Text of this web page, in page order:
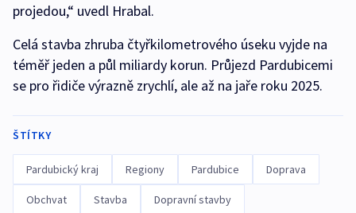
projedou,“ uvedl Hrabal.
Celá stavba zhruba čtyřkilometrového úseku vyjde na
téměř jeden a půl miliardy korun. Průjezd Pardubicemi
se pro řidiče výrazně zrychlí, ale až na jaře roku 2025.
ŠTÍTKY
Pardubický kraj Regiony Pardubice Doprava
Obchvat Stavba Dopravní stavby